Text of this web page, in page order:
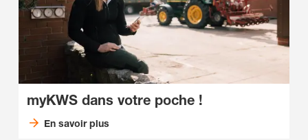
myKWS dans votre poche !
En savoir plus